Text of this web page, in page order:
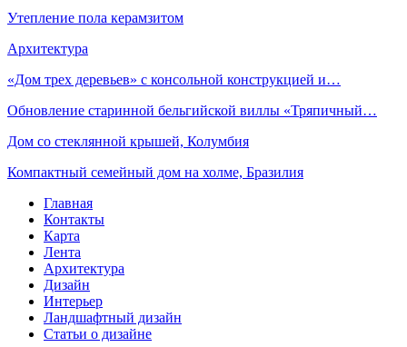
Утепление пола керамзитом
Архитектура
«Дом трех деревьев» с консольной конструкцией и…
Обновление старинной бельгийской виллы «Тряпичный…
Дом со стеклянной крышей, Колумбия
Компактный семейный дом на холме, Бразилия
Главная
Контакты
Карта
Лента
Архитектура
Дизайн
Интерьер
Ландшафтный дизайн
Статьи о дизайне